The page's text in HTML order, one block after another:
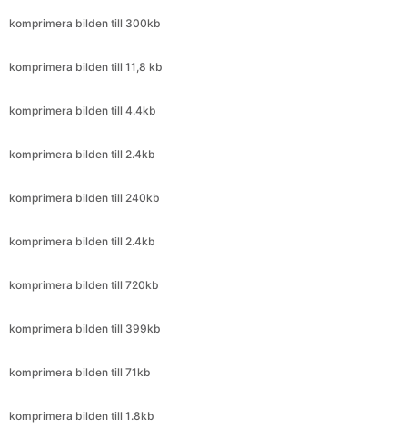
komprimera bilden till 4.4kb
komprimera bilden till 2.4kb
komprimera bilden till 240kb
komprimera bilden till 2.4kb
komprimera bilden till 720kb
komprimera bilden till 399kb
komprimera bilden till 71kb
komprimera bilden till 1.8kb
komprimera bilden till 50kb
komprimera bilden till 20kb